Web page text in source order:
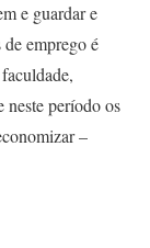
e guardar e
emprego é
período os
–